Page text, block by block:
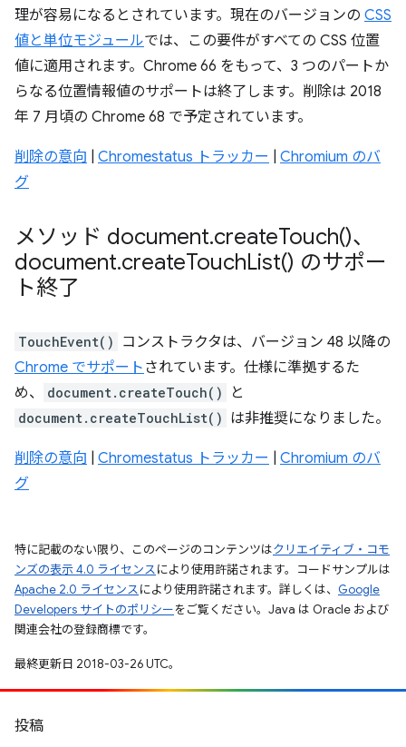
理が容易になるとされています。現在のバージョンの CSS
値と単位モジュールでは、この要件がすべての CSS 位置
値に適用されます。Chrome 66 をもって、3 つのパートか
らなる位置情報値のサポートは終了します。削除は 2018
年 7 月頃の Chrome 68 で予定されています。
削除の意向 Chromestatus トラッカー
Chromium のバ
グ
メソッド document.createTouch()、
document.createTouchList() のサポー
ト終了
TouchEvent()
コンストラクタは、バージョン 48 以降の
Chrome でサポート されています。仕様に準拠するた
め、
document.createTouch() と
document.createTouchList() は非推奨になりました。
削除の意向 Chromestatus トラッカー
Chromium のバ
グ
特に記載のない限り、このページのコンテンツはクリエイティブ・コモ
ンズの表示 4.0 ライセンスにより使用許諾されます。コードサンプルは
Apache 2.0 ライセンスにより使用許諾されます。詳しくは、 Google
Developers サイトのポリシーをご覧ください。Java は Oracle および
関連会社の登録商標です。
最終更新日 2018-03-26 UTC。
投稿